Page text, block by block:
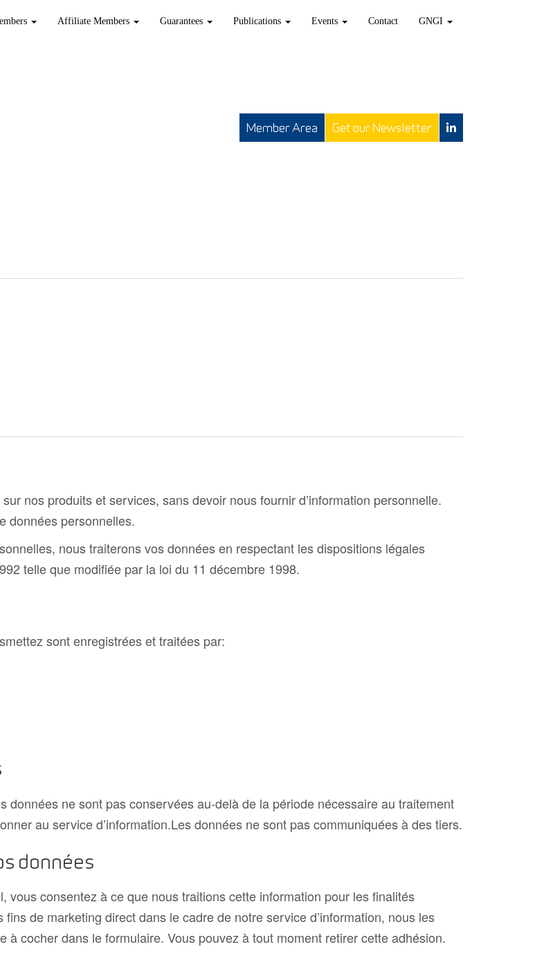
Affiliate Members Guarantees Publications Events Contact GNGI
Member Area Get our Newsletter
nos produits et services, sans devoir nous fournir d’information personnelle.
données personnelles.
nous traiterons vos données en respectant les dispositions légales
telle que modifiée par la loi du 11 décembre 1998.
sont enregistrées et traitées par:
données ne sont pas conservées au-delà de la période nécessaire au traitement
au service d’information.Les données ne sont pas communiquées à des tiers.
données
consentez à ce que nous traitions cette information pour les finalités
de marketing direct dans le cadre de notre service d’information, nous les
à cocher dans le formulaire. Vous pouvez à tout moment retirer cette adhésion.